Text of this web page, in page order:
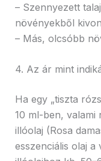
– Szennyezett
növényekből
– Más, olcsóbb
4. Az ár mint
Ha egy „tiszta
10 ml-ben, valami
illóolaj (Rosa
esszenciális olaj a